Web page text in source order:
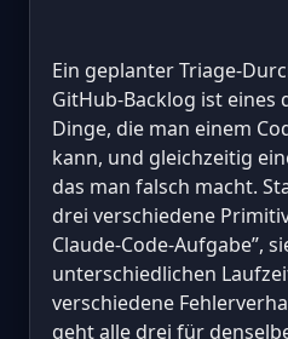
Ein geplanter Triage-
GitHub-Backlog ist eines
Dinge, die man einem
kann, und gleichzeitig
das man falsch macht.
drei verschiedene
Claude-Code-Aufgabe”,
unterschiedlichen
verschiedene
geht alle drei für